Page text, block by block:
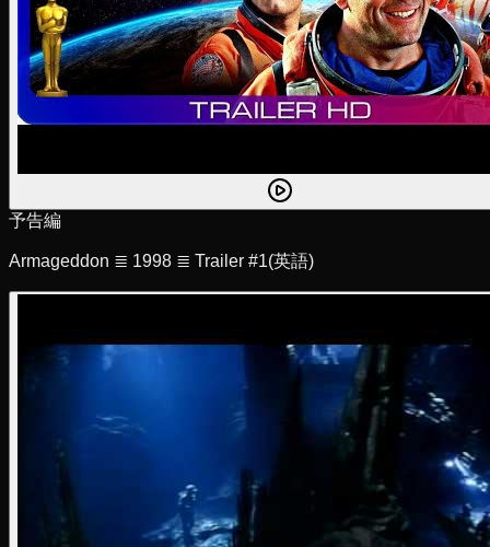
予告編
Armageddon ≣ 1998 ≣ Trailer #1(英語)